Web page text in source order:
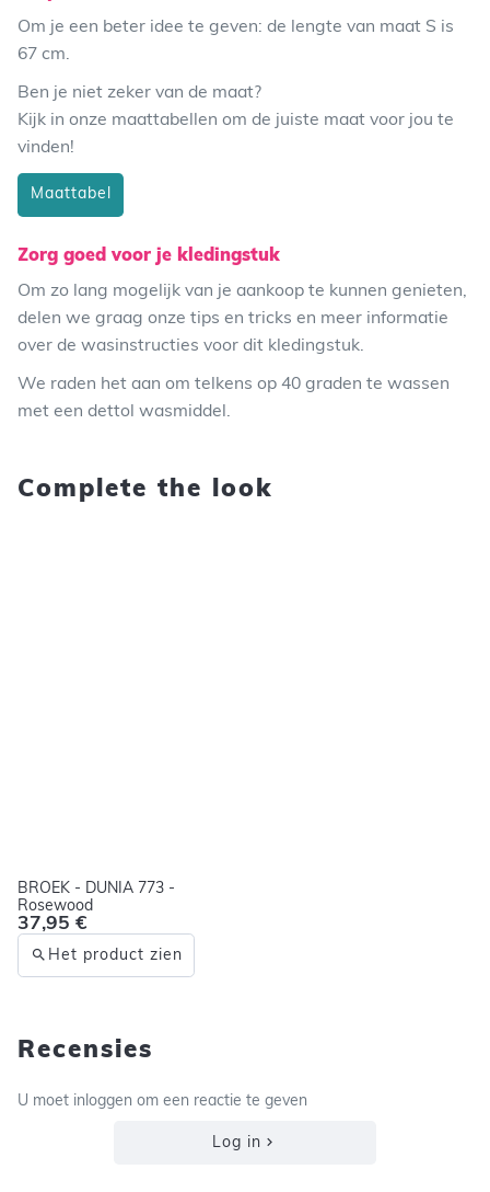
Om je een beter idee te geven: de lengte van maat S is
67 cm.
Ben je niet zeker van de maat?
Kijk in onze maattabellen om de juiste maat voor jou te
vinden!
Maattabel
Zorg goed voor je kledingstuk
Om zo lang mogelijk van je aankoop te kunnen genieten,
delen we graag onze tips en tricks en meer informatie
over de wasinstructies voor dit kledingstuk.
We raden het aan om telkens op 40 graden te wassen
met een dettol wasmiddel.
Complete the look
BROEK - DUNIA 773 -
Rosewood
37,95 €
Het product zien
Recensies
U moet inloggen om een reactie te geven
Log in